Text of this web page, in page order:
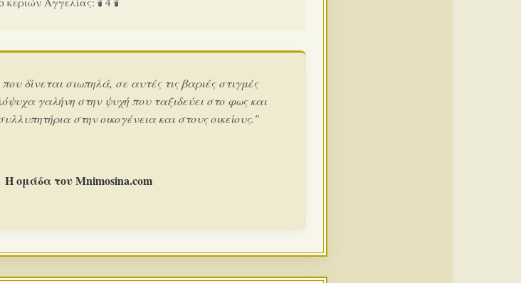
δίνεται σιωπηλά, σε αυτές τις βαριές στιγμές
γαλήνη στην ψυχή που ταξιδεύει στο φως και
στην οικογένεια και στους οικείους."
Η ομάδα του Mnimosina.com